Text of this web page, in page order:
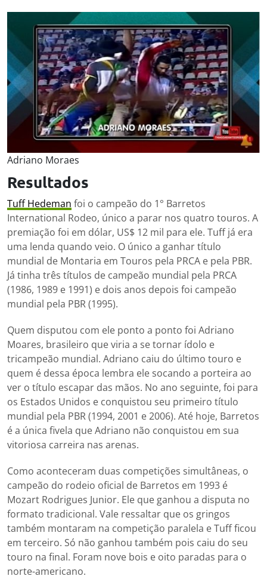
Adriano Moraes
Resultados
Tuff Hedeman foi o campeão do 1° Barretos
International Rodeo, único a parar nos quatro touros. A
premiação foi em dólar, US$ 12 mil para ele. Tuff já era
uma lenda quando veio. O único a ganhar título
mundial de Montaria em Touros pela PRCA e pela PBR.
Já tinha três títulos de campeão mundial pela PRCA
(1986, 1989 e 1991) e dois anos depois foi campeão
mundial pela PBR (1995).
Quem disputou com ele ponto a ponto foi Adriano
Moares, brasileiro que viria a se tornar ídolo e
tricampeão mundial. Adriano caiu do último touro e
quem é dessa época lembra ele socando a porteira ao
ver o título escapar das mãos. No ano seguinte, foi para
os Estados Unidos e conquistou seu primeiro título
mundial pela PBR (1994, 2001 e 2006). Até hoje, Barretos
é a única fivela que Adriano não conquistou em sua
vitoriosa carreira nas arenas.
Como aconteceram duas competições simultâneas, o
campeão do rodeio oficial de Barretos em 1993 é
Mozart Rodrigues Junior. Ele que ganhou a disputa no
formato tradicional. Vale ressaltar que os gringos
também montaram na competição paralela e Tuff ficou
em terceiro. Só não ganhou também pois caiu do seu
touro na final. Foram nove bois e oito paradas para o
norte-americano.